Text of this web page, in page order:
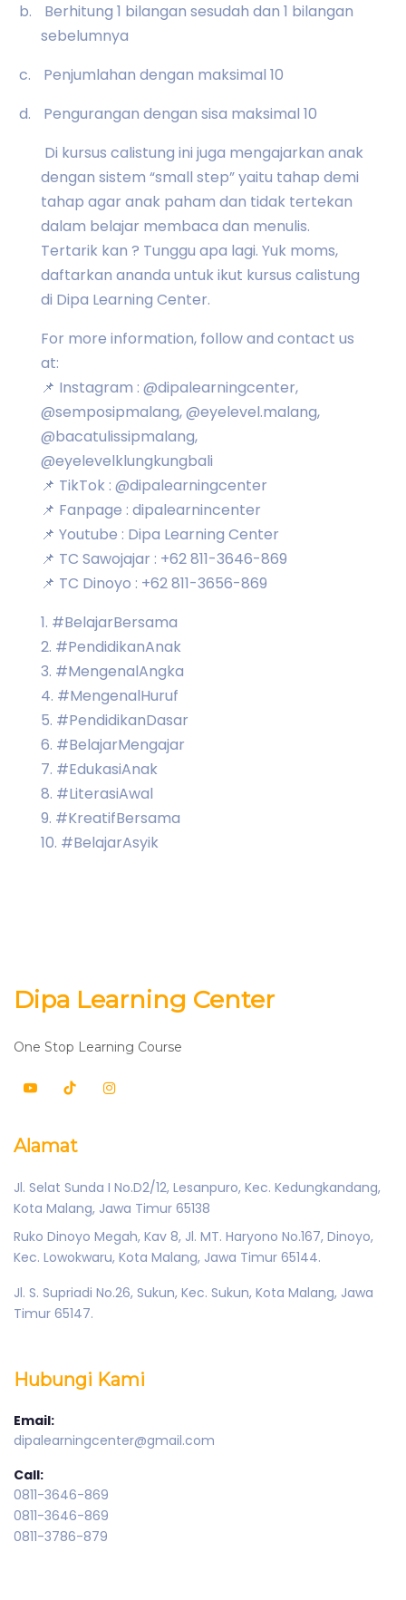
b.
Berhitung 1 bilangan sesudah dan 1 bilangan
sebelumnya
c.
Penjumlahan dengan maksimal 10
d.
Pengurangan dengan sisa maksimal 10
Di kursus calistung ini juga mengajarkan anak
dengan sistem “small step” yaitu tahap demi
tahap agar anak paham dan tidak tertekan
dalam belajar membaca dan menulis.
Tertarik kan ? Tunggu apa lagi. Yuk moms,
daftarkan ananda untuk ikut kursus calistung
di Dipa Learning Center.
For more information, follow and contact us
at:
📌 Instagram : @dipalearningcenter,
@semposipmalang, @eyelevel.malang,
@bacatulissipmalang,
@eyelevelklungkungbali
📌 TikTok : @dipalearningcenter
📌 Fanpage : dipalearnincenter
📌 Youtube : Dipa Learning Center
📌 TC Sawojajar : +62 811-3646-869
📌 TC Dinoyo : +62 811-3656-869
1. #BelajarBersama
2. #PendidikanAnak
3. #MengenalAngka
4. #MengenalHuruf
5. #PendidikanDasar
6. #BelajarMengajar
7. #EdukasiAnak
8. #LiterasiAwal
9. #KreatifBersama
10. #BelajarAsyik
Dipa Learning Center
One Stop Learning Course
Alamat
Jl. Selat Sunda I No.D2/12, Lesanpuro, Kec. Kedungkandang,
Kota Malang, Jawa Timur 65138
Ruko Dinoyo Megah, Kav 8, Jl. MT. Haryono No.167, Dinoyo,
Kec. Lowokwaru, Kota Malang, Jawa Timur 65144.
Jl. S. Supriadi No.26, Sukun, Kec. Sukun, Kota Malang, Jawa
Timur 65147.
Hubungi Kami
Email:
dipalearningcenter@gmail.com
Call:
0811-3646-869
0811-3646-869
0811-3786-879